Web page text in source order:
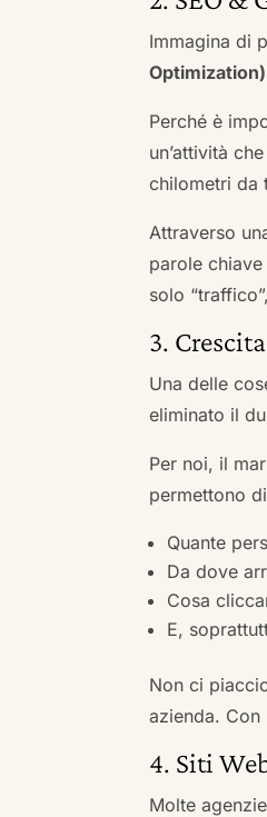
Immagina di
Optimization)
Perché è
un’attività
chilometri da
Attraverso
parole
solo
3.
Una delle
eliminato il
Per noi, il
permettono
Quante
Da dove
Cosa
E,
Non ci
azienda. Con
4. Siti
Molte